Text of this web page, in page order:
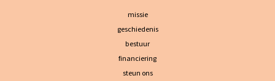
missie
geschiedenis
bestuur
financiering
steun ons